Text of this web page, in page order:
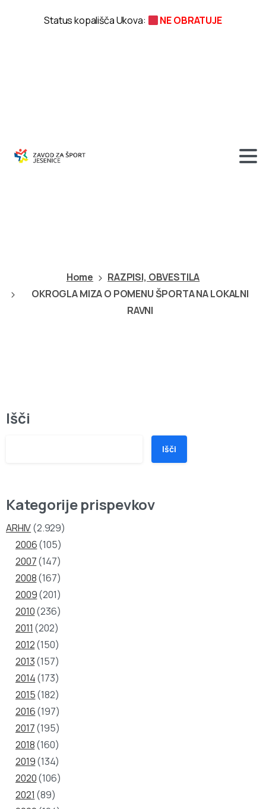
Home
RAZPISI, OBVESTILA
OKROGLA MIZA O POMENU ŠPORTA NA LOKALNI
RAVNI
Išči
Išči
Kategorije prispevkov
ARHIV(2.929)
2006(105)
2007(147)
2008(167)
2009(201)
2010(236)
2011 (202)
2012(150)
2013(157)
2014(173)
2015(182)
2016(197)
2017(195)
2018(160)
2019(134)
2020(106)
2021 (89)
Status kopališča Ukova: NE OBRATUJE